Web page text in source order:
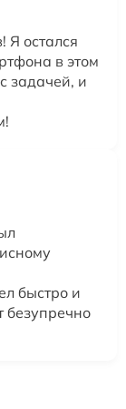
Я остался
в этом
задачей, и
быстро и
безупречно